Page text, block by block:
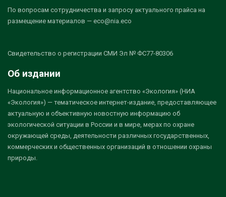
По вопросам сотрудничества и запросу актуального прайса на
размещение материалов — eco@nia.eco
Свидетельство о регистрации СМИ Эл № ФС77-80306
Об издании
Национальное информационное агентство «Экология» (НИА
«Экология») — тематическое интернет-издание, предоставляющее
актуальную и объективную новостную информацию об
экологической ситуации в России и в мире, мерах по охране
окружающей среды, деятельности различных государственных,
коммерческих и общественных организаций в отношении охраны
природы.